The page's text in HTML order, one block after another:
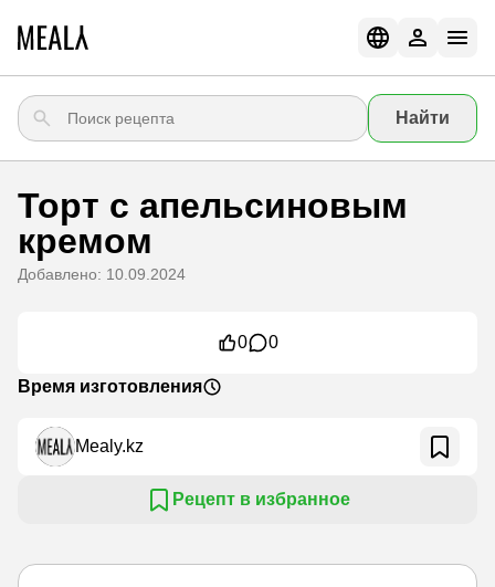
Найти
Торт с апельсиновым
кремом
Добавлено: 10.09.2024
0 0
Время изготовления
Mealy.kz
Рецепт в избранное